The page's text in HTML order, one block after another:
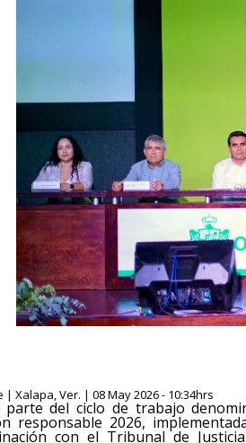
| Xalapa, Ver. | 08 May 2026 - 10:34hrs
parte del ciclo de trabajo
responsable 2026,
con el Tribunal de